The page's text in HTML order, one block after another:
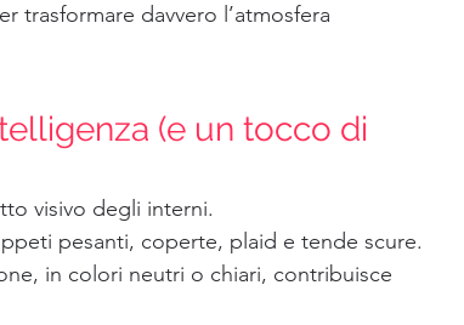
trasformare davvero l’atmosfera
(e un tocco di
visivo degli interni.
pesanti, coperte, plaid e tende scure.
in colori neutri o chiari, contribuisce